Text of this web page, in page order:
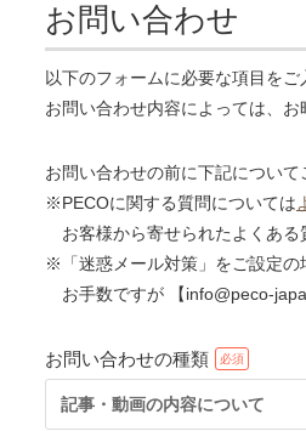
お問い合わせ
以下のフォームに必要な項目をご
お問い合わせ内容によっては、
お問い合わせの前に下記について
※PECOに関する質問については
お客様から寄せられたよくある
※「迷惑メール対策」をご設定の
お手数ですが 【info@peco-
お問い合わせの種類
記事・動画の内容について